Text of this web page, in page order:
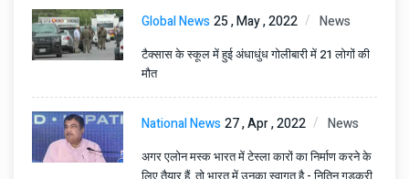
Global News25 , May , 2022 News
टैक्सास के स्कूल में हुई अंधाधुंध गोलीबारी में 21 लोगों की
मौत
National News27 , Apr , 2022 News
अगर एलोन मस्क भारत में टेस्ला कारों का निर्माण करने के